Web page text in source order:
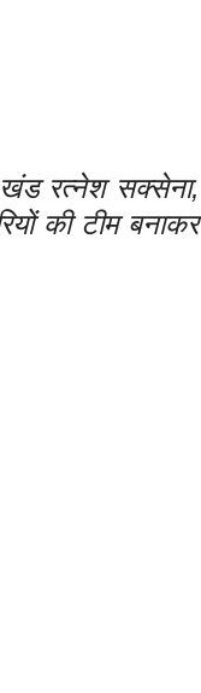
खंड रत्नेश सक्सेना,
की टीम बनाकर